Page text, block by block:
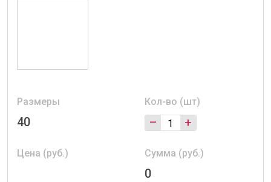
Размеры
40
Кол-во (шт)
– +
Цена (руб.) Сумма (руб.)
0